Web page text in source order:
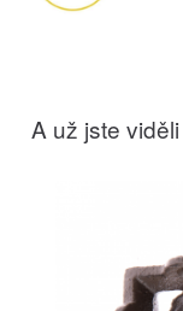
A už jste